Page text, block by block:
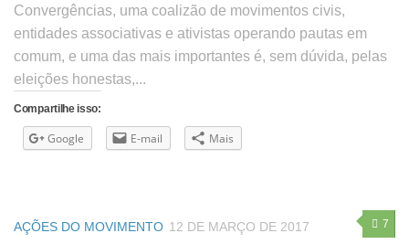
Convergências, uma coalizão de movimentos civis,
entidades associativas e ativistas operando pautas em
comum, e uma das mais importantes é, sem dúvida, pelas
eleições honestas,...
Compartilhe isso:
Google E-mail Mais
7
AÇÕES DO MOVIMENTO 12 DE MARÇO DE 2017